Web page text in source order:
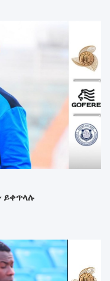
ይቀጥላሉ